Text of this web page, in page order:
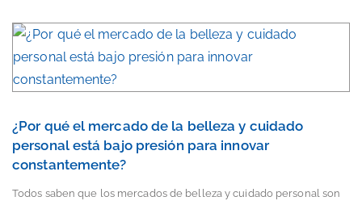
¿Por qué el mercado de la belleza y cuidado
personal está bajo presión para innovar
constantemente?
Todos saben que los mercados de belleza y cuidado personal son